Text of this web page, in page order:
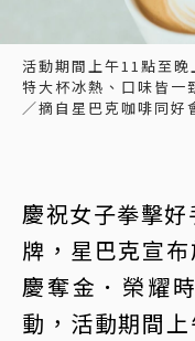
活動期間上午11點至
特大杯冰熱、口味皆一
／摘自星巴克咖啡同好
慶祝女子拳擊
牌，星巴克宣
慶奪金．榮耀
動，活動期間